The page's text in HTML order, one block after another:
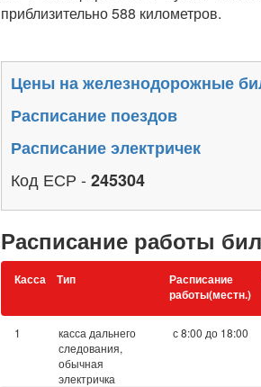
приблизительно 588 километров.
Цены на железнодорожные
Расписание поездов
Расписание электричек
Код ЕСР -245304
Расписание работы
Касса Тип
Расписание
работы(местн.)
1
касса дальнего
следования,
обычная
электричка
с 8:00 до 18:00